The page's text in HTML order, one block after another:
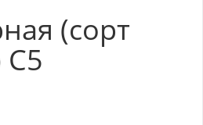
(сорт